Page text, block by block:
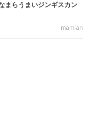
まらうまいジンギスカン
mamian